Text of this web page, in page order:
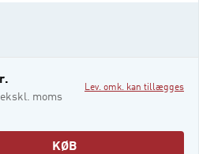
i det hele taget? Er det noget,
moms
Lev. omk. kan tillægges
KØB